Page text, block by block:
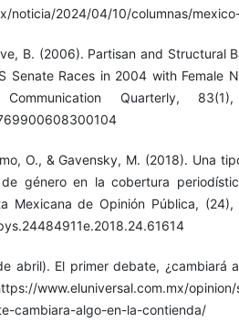
noticia/2024/04/10/columnas/
B. (2006). Partisan and Structural
Senate Races in 2004 with Female
Quarterly,
O., & Gavensky, M. (2018). Una
género en la cobertura
Mexicana de Opinión Pública, (24),
abril). El primer debate, ¿cambiará
www.eluniversal.com.mx/opinion/
cambiara-algo-en-la-contienda/